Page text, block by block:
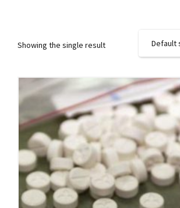
Showing the single result